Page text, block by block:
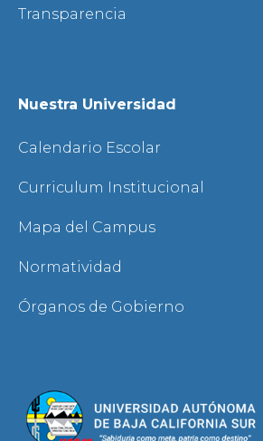
Transparencia
Nuestra Universidad
Calendario Escolar
Curriculum Institucional
Mapa del Campus
Normatividad
Órganos de Gobierno